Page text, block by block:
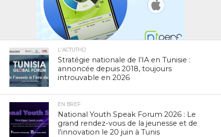
L'ACTUTHD
Stratégie nationale de l’IA en Tunisie :
annoncée depuis 2018, toujours
introuvable en 2026
EN BREF
National Youth Speak Forum 2026 : Le
grand rendez-vous de la jeunesse et de
l’innovation le 20 juin à Tunis